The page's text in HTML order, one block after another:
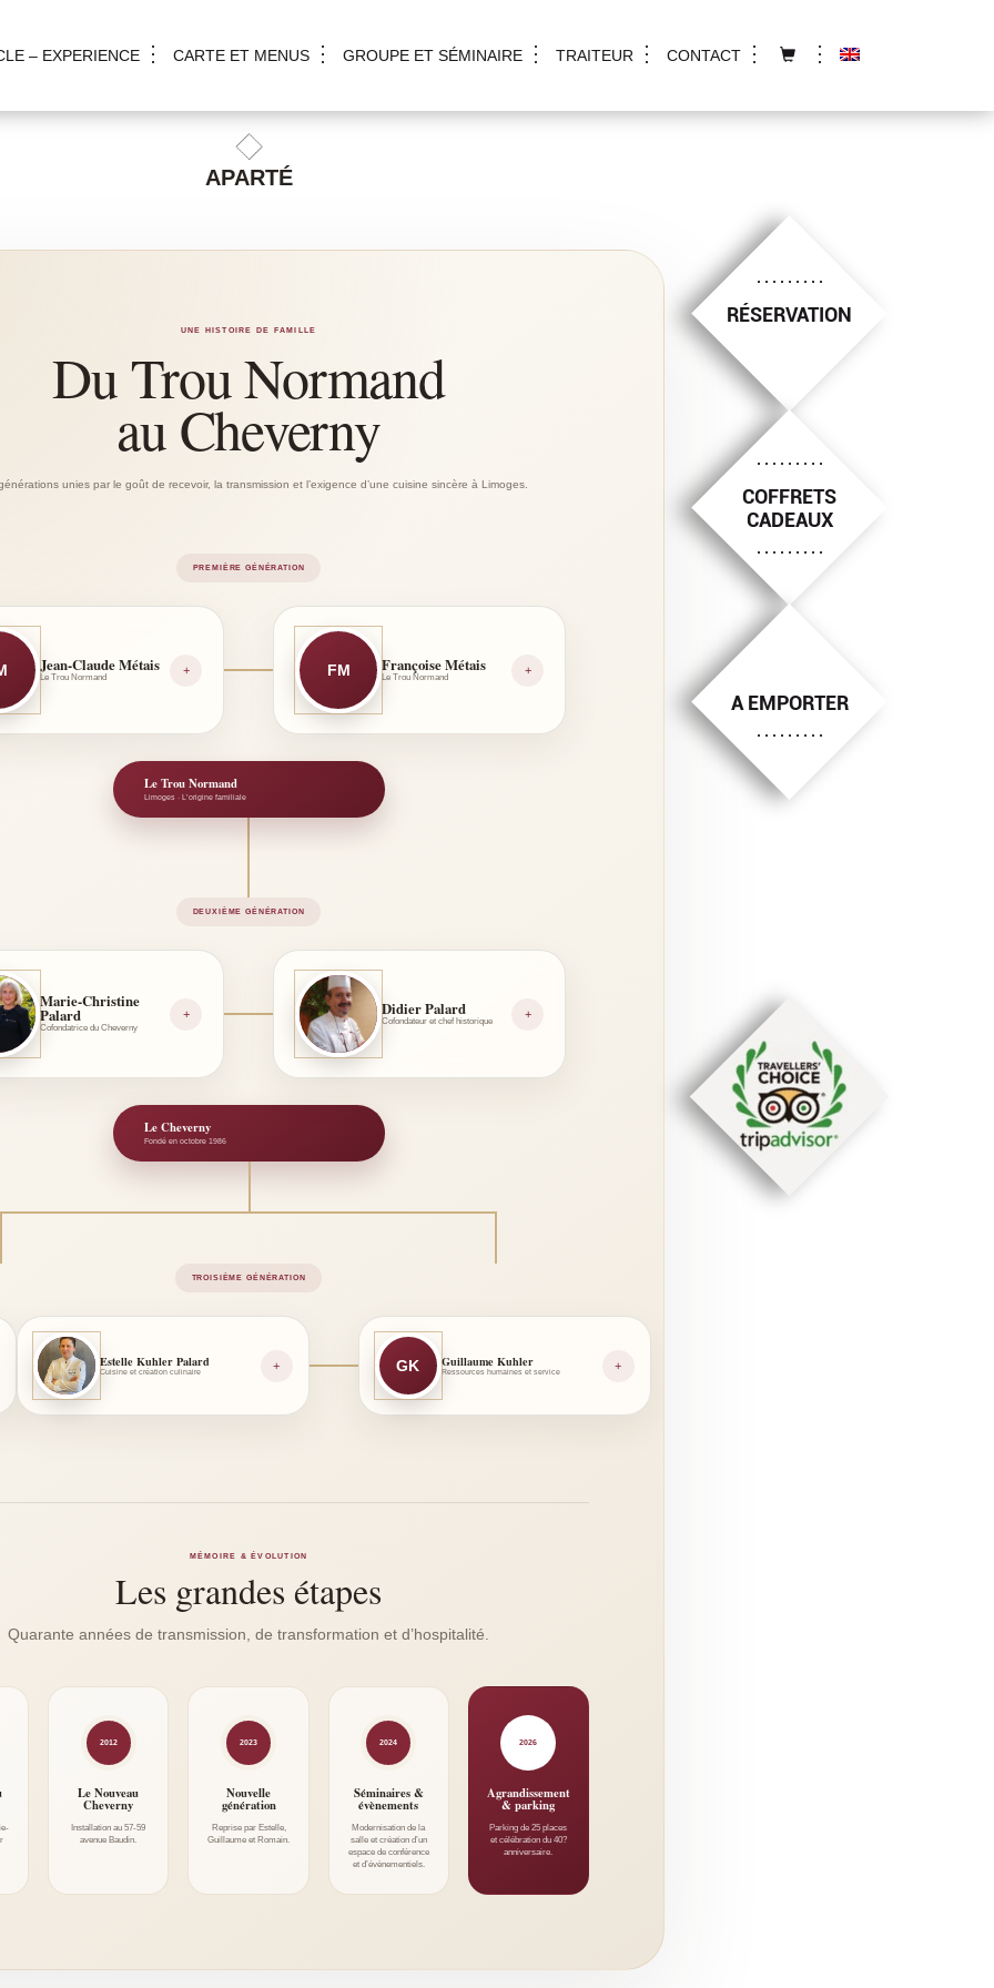
– EXPERIENCE CARTE ET MENUS GROUPE ET SÉMINAIRE TRAITEUR CONTACT
APARTÉ
UNE HISTOIRE DE FAMILLE
Du Trou Normand
au Cheverny
unies par le goût de recevoir, la transmission et l’exigence d’une cuisine sincère à Limoges.
PREMIÈRE GÉNÉRATION
Jean-Claude Métais
Le Trou Normand
+ FM Françoise Métais
Le Trou Normand
+
Le Trou Normand
Limoges · L’origine familiale
DEUXIÈME GÉNÉRATION
Marie-Christine
Palard
Cofondatrice du Cheverny
+ DP Didier Palard
Cofondateur et chef historique
+
Le Cheverny
Fondé en octobre 1986
TROISIÈME GÉNÉRATION
EP Estelle Kuhler Palard
Cuisine et création culinaire + GK Guillaume Kuhler
Ressources humaines et service +
MÉMOIRE & ÉVOLUTION
Les grandes étapes
Quarante années de transmission, de transformation et d’hospitalité.
2012
Le Nouveau
Cheverny
Installation au 57-59
avenue Baudin.
2023
Nouvelle
génération
Reprise par Estelle,
Guillaume et Romain.
2024
Séminaires &
évènements
Modernisation de la
salle et création d’un
espace de conférence
et d’évènementiels.
2026
Agrandissement
& parking
Parking de 25 places
et célébration du 40?
anniversaire.
RÉSERVATION
COFFRETS
CADEAUX
A EMPORTER